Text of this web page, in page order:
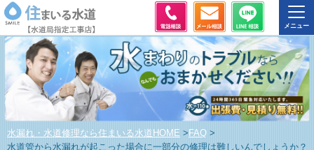
水漏れ・水道修理なら住まいる水道HOME > FAQ >
水道管から水漏れが起こった場合に一部分の修理は難しいんでしょうか？